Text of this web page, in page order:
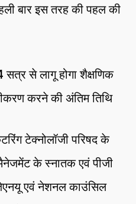
बार इस तरह की पहल की
से लागू होगा शैक्षणिक
करने की अंतिम तिथि
टेक्नोलॉजी परिषद के
के स्नातक एवं पीजी
एवं नेशनल काउंसिल